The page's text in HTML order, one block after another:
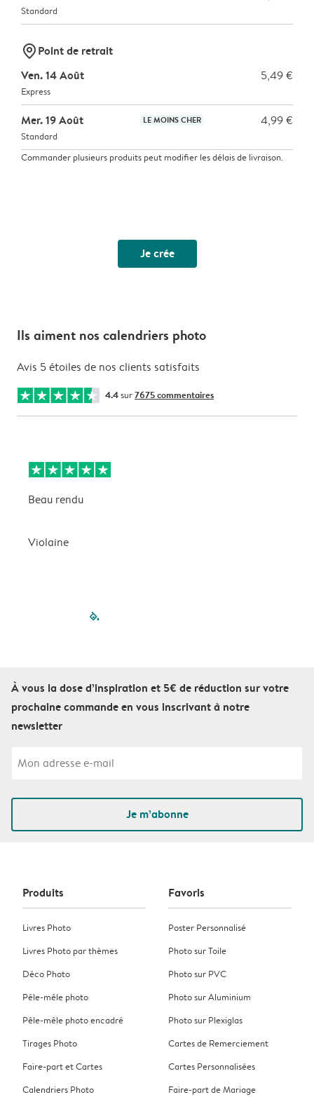
Standard
marker-pinPoint de retrait
Ven. 14 Août
5,49 €
Express
Mer. 19 Août LE MOINS CHER 4,99 €
Standard
Commander plusieurs produits peut modifier les délais de livraison.
Je crée
Ils aiment nos calendriers photo
Avis 5 étoiles de nos clients satisfaits
4.4sur7675 commentaires
Beau rendu
Violaine
filled-pagination
À vous la dose d’inspiration et 5€ de réduction sur votre
prochaine commande en vous inscrivant à notre
newsletter
Je m’abonne
Produits
Livres Photo
Livres Photo par thèmes
Déco Photo
Pêle-mêle photo
Pêle-mêle photo encadré
Tirages Photo
Faire-part et Cartes
Calendriers Photo
Favoris
Poster Personnalisé
Photo sur Toile
Photo sur PVC
Photo sur Aluminium
Photo sur Plexiglas
Cartes de Remerciement
Cartes Personnalisées
Faire-part de Mariage